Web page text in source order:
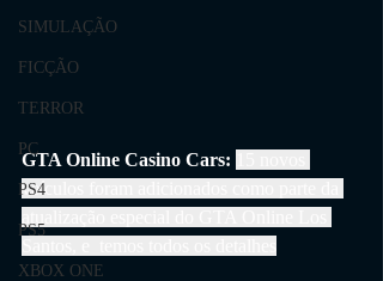
SIMULAÇÃO
FICÇÃO
TERROR
PC
PS4
PS5
XBOX ONE
GTA Online Casino Cars:
veículos foram adicionados como parte da